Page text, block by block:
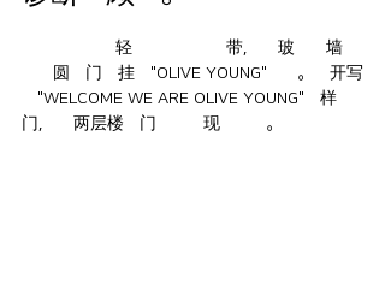
在釜山西面年轻人街的中心地带,一座玻璃幕墙打
造的圆形门店挂着"OLIVE YOUNG"招牌。推开写
有"WELCOME WE ARE OLIVE YOUNG"字样的
门,一座两层楼的门店便展现在眼前。